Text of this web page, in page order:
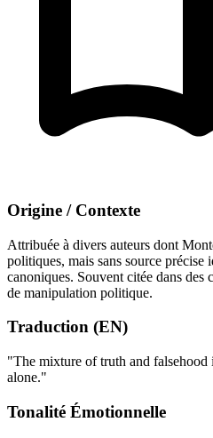
Origine / Contexte
Attribuée à divers auteurs dont
politiques, mais sans source
canoniques. Souvent citée dans des
de manipulation politique.
Traduction (EN)
"The mixture of truth and falsehood
alone."
Tonalité Émotionnelle